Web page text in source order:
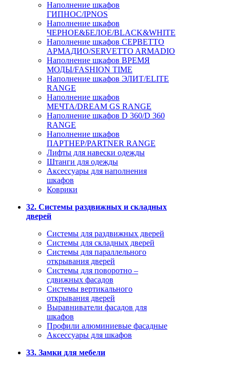
Наполнение шкафов
ГИПНОС/IPNOS
Наполнение шкафов
ЧЕРНОЕ&БЕЛОЕ/BLACK&WHITE
Наполнение шкафов СЕРВЕТТО
АРМАДИО/SERVETTO ARMADIO
Наполнение шкафов ВРЕМЯ
МОДЫ/FASHION TIME
Наполнение шкафов ЭЛИТ/ELITE
RANGE
Наполнение шкафов
МЕЧТА/DREAM GS RANGE
Наполнение шкафов D 360/D 360
RANGE
Наполнение шкафов
ПАРТНЕР/PARTNER RANGE
Лифты для навески одежды
Штанги для одежды
Аксессуары для наполнения
шкафов
Коврики
32. Системы раздвижных и складных
дверей
Системы для раздвижных дверей
Системы для складных дверей
Системы для параллельного
открывания дверей
Системы для поворотно –
сдвижных фасадов
Системы вертикального
открывания дверей
Выравниватели фасадов для
шкафов
Профили алюминиевые фасадные
Аксессуары для шкафов
33. Замки для мебели